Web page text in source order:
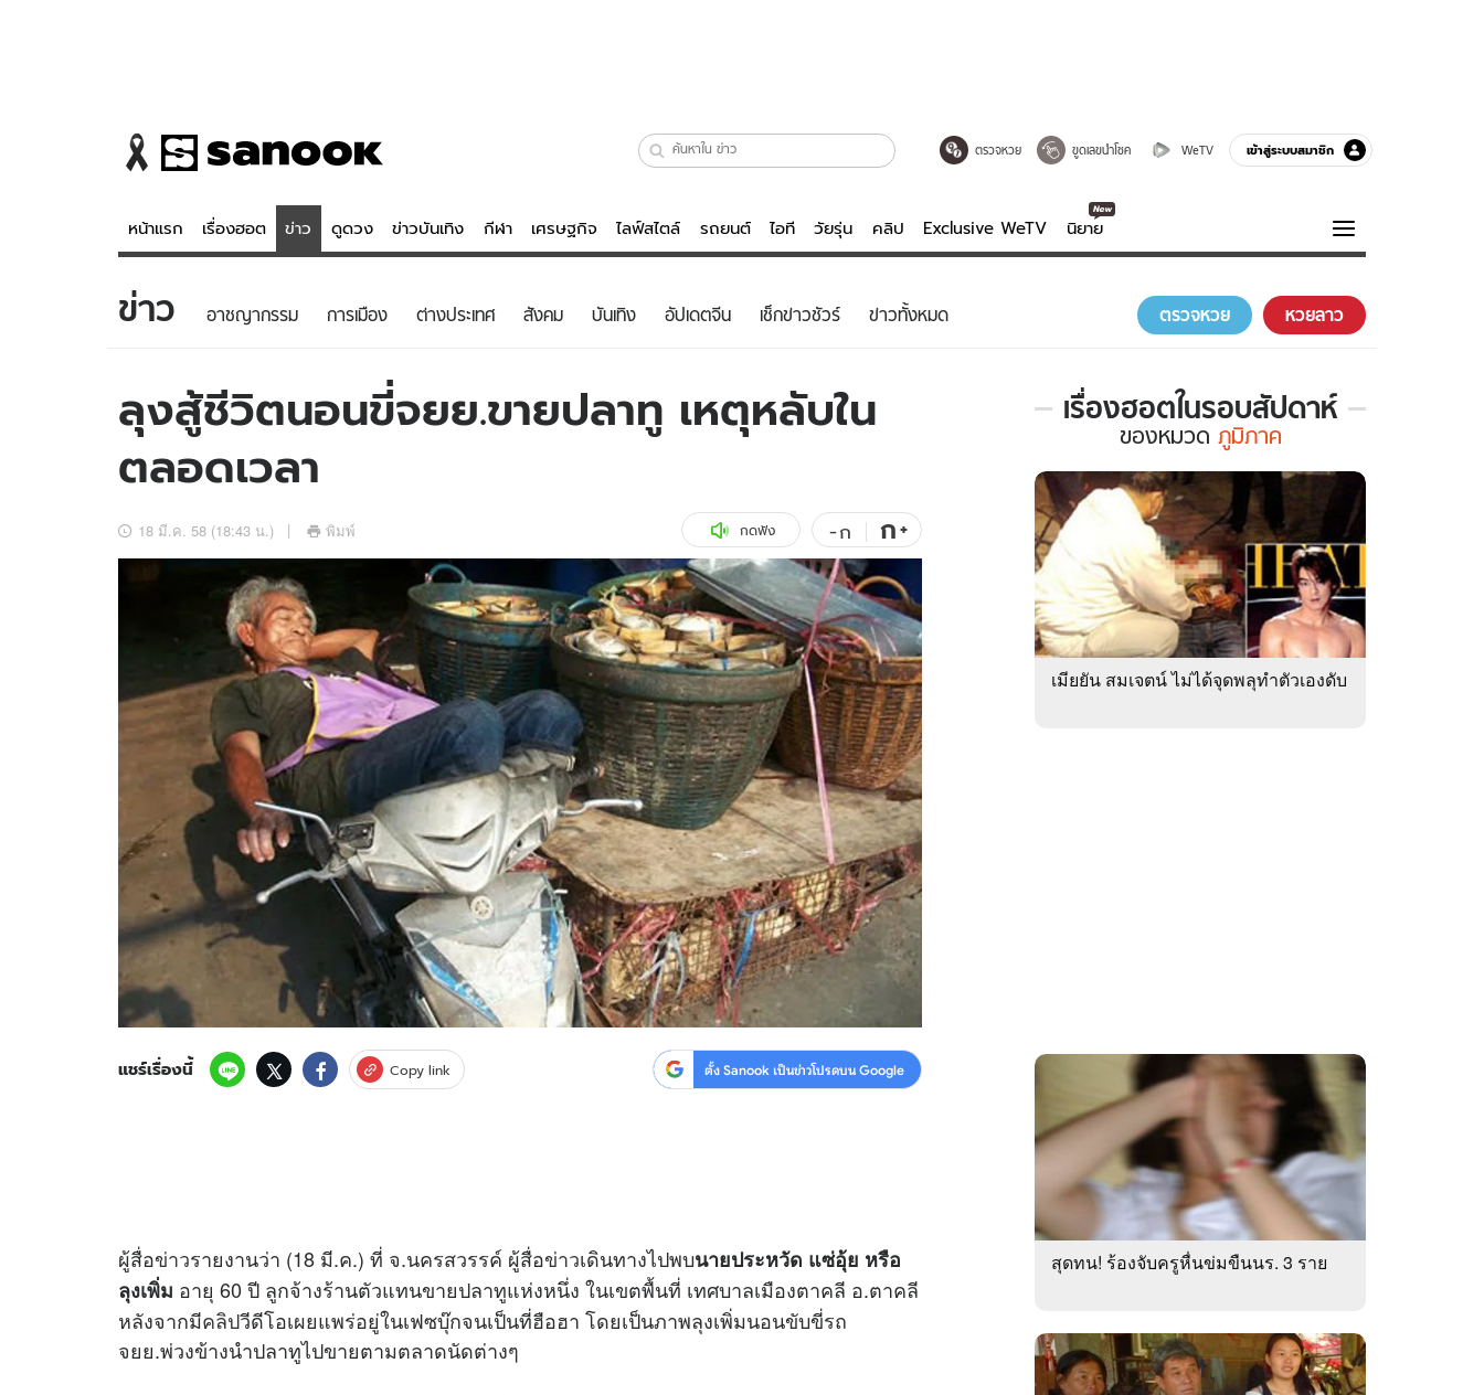
ตรวจหวย ขูดเลขนำโชค WeTV เข้าสู่ระบบสมาชิก
หน้าแรก เรื่องฮอต ข่าว ดูดวง ข่าวบันเทิง กีฬา เศรษฐกิจ ไลฟ์สไตล์ รถยนต์ ไอที วัยรุ่น คลิป Exclusive WeTV นิยาย
ข่าว
ข่าวบันเทิง
ข่าวกีฬา
ข่าวเศรษฐกิจ
อัปเดตจีน
เช็กข่าวชัวร์
ดูดวง - ตรวจหวย
สถิติหวยไทย
ไลฟ์สไตล์
วัยรุ่น
สุขภาพ
เที่ยว-กิน
Tasteful Thailand
Sanook Choice
บันเทิงครบรส
ดูทีวี
WeTV
Exclusive WeTV
นิยาย
ความรู้รอบตัว
ฮาวทู
ดาวน์โหลดสนุกแอปฟรี ติดตามสนุกโซเชียลได้ที่
สงวนลิขสิทธิ์ ©2569 บริษัท อิมเมจ ฟิวเจอร์ (ประเทศไทย) จำกัด
ข่าว อาชญากรรม การเมือง ต่างประเทศ สังคม บันเทิง อัปเดตจีน เช็กข่าวชัวร์ ข่าวทั้งหมด ตรวจหวย หวยลาว
ลุงสู้ชีวิตนอนขี่จยย.ขายปลาทู เหตุหลับใน
ตลอดเวลา
18 มี.ค. 58 (18:43 น.) พิมพ์ กดฟัง -ก ก+
แชร์เรื่องนี้ Copy link ตั้ง Sanook เป็นข่าวโปรดบน Google
ผู้สื่อข่าวรายงานว่า (18 มี.ค.) ที่ จ.นครสวรรค์ ผู้สื่อข่าวเดินทางไปพบนายประหวัด แซ่อุ้ย หรือ
ลุงเพิ่ม อายุ 60 ปี ลูกจ้างร้านตัวแทนขายปลาทูแห่งหนึ่ง ในเขตพื้นที่ เทศบาลเมืองตาคลี อ.ตาคลี
หลังจากมีคลิปวีดีโอเผยแพร่อยู่ในเฟซบุ๊กจนเป็นที่ฮือฮา โดยเป็นภาพลุงเพิ่มนอนขับขี่รถ
จยย.พ่วงข้างนำปลาทูไปขายตามตลาดนัดต่างๆ
เรื่องฮอตในรอบสัปดาห์
เรื่อง
ใน
รอบ
สัปดาห์
ของ
หมวด
ภูมิภาค
ของหมวด ภูมิภาค
เมียยัน สมเจตน์ ไม่ได้จุดพลุทำตัวเองดับ
สุดทน! ร้องจับครูหื่นข่มขืนนร. 3 ราย